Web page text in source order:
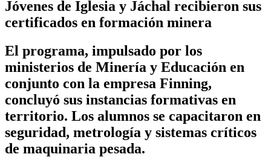
Jóvenes de Iglesia y Jáchal recibieron sus
certificados en formación minera
El programa, impulsado por los
ministerios de Minería y Educación en
conjunto con la empresa Finning,
concluyó sus instancias formativas en
territorio. Los alumnos se capacitaron en
seguridad, metrología y sistemas críticos
de maquinaria pesada.